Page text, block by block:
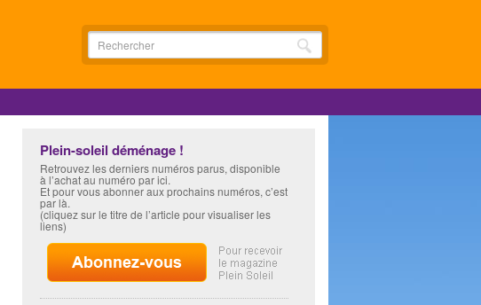
Plein-soleil déménage !
Retrouvez les derniers numéros parus, disponible
à l’achat au numéro par ici.
Et pour vous abonner aux prochains numéros, c’est
par là.
(cliquez sur le titre de l’article pour visualiser les
liens)